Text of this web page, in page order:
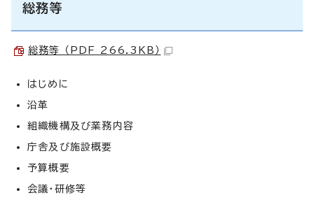
総務等
総務等 （PDF 266.3KB）
はじめに
沿革
組織機構及び業務内容
庁舎及び施設概要
予算概要
会議・研修等